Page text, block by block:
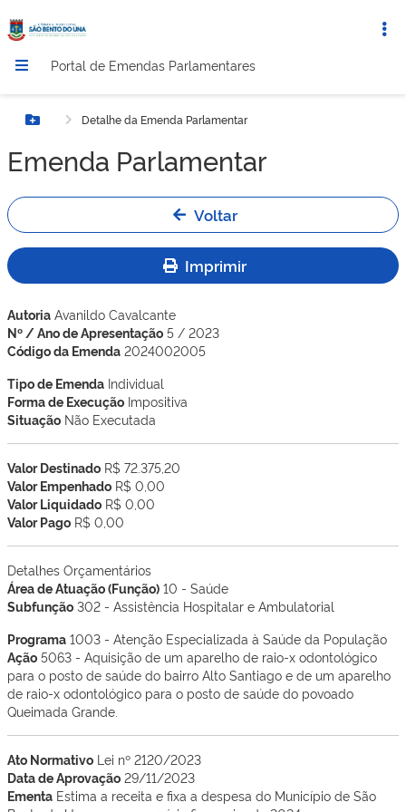
Portal de Emendas Parlamentares
Botão MenuDetalhe da Emenda Parlamentar
Emenda Parlamentar
Voltar
Imprimir
Autoria Avanildo Cavalcante
Nº / Ano de Apresentação 5 / 2023
Código da Emenda 2024002005
Tipo de Emenda Individual
Forma de Execução Impositiva
Situação Não Executada
Valor Destinado R$ 72.375,20
Valor Empenhado R$ 0,00
Valor Liquidado R$ 0,00
Valor Pago R$ 0,00
Detalhes Orçamentários
Área de Atuação (Função) 10 - Saúde
Subfunção 302 - Assistência Hospitalar e Ambulatorial
Programa 1003 - Atenção Especializada à Saúde da População
Ação 5063 - Aquisição de um aparelho de raio-x odontológico
para o posto de saúde do bairro Alto Santiago e de um aparelho
de raio-x odontológico para o posto de saúde do povoado
Queimada Grande.
Ato Normativo Lei nº 2120/2023
Data de Aprovação 29/11/2023
Ementa Estima a receita e fixa a despesa do Município de São